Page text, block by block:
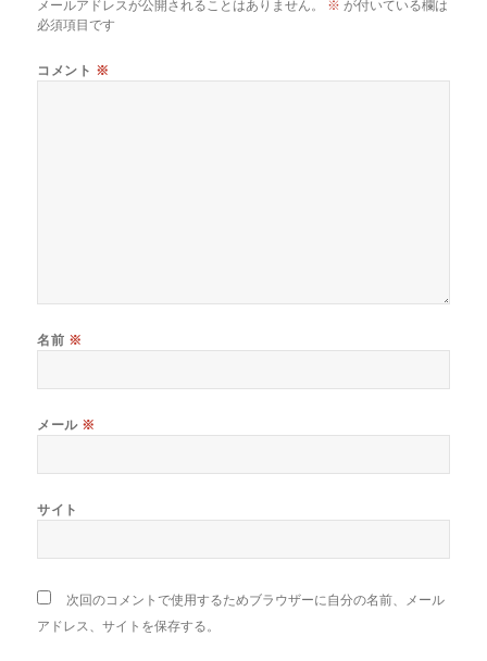
メールアドレスが公開されることはありません。 ※ が付いている欄は
必須項目です
コメント ※
名前 ※
メール ※
サイト
次回のコメントで使用するためブラウザーに自分の名前、メール
アドレス、サイトを保存する。